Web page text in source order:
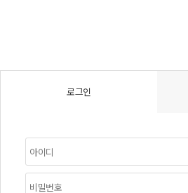
로그인